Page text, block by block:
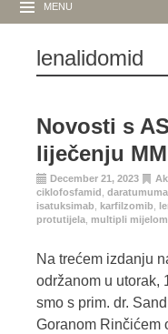
MENU
lenalidomid
Novosti s
liječenju
December 21, 2023
ciklofosfamid
isatuksimab
karfilzomib
protutijela multipli mijelom
Na trećem izdanju
održanom u utorak,
smo s prim. dr.
Goranom Rinčićem